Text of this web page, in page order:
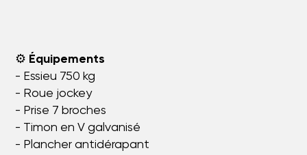
⚙️ Équipements
- Essieu 750 kg
- Roue jockey
- Prise 7 broches
- Timon en V galvanisé
- Plancher antidérapant